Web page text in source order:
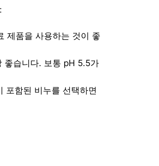
제품을 사용하는 것이 좋
좋습니다. 보통 pH 5.5가
포함된 비누를 선택하면